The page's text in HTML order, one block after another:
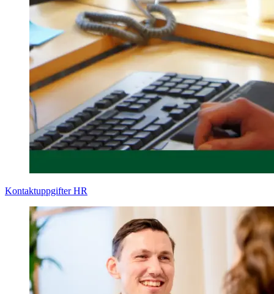
Kontaktuppgifter HR